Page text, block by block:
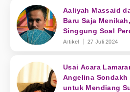
Aaliyah Massaid
Baru Saja
Singgung Soal
Artikel 27 Juli 2024
Usai Acara
Angelina Sondakh
untuk Mendiang